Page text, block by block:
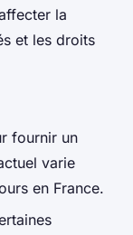
la
et les droits
fournir un
varie
en France.